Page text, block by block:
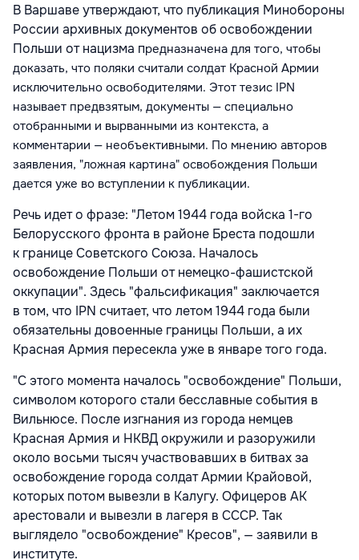
В Варшаве утверждают, что публикация Минобороны
России архивных документов об освобождении
Польши от нацизма предназначена для того, чтобы
доказать, что поляки считали солдат Красной Армии
исключительно освободителями. Этот тезис IPN
называет предвзятым, документы — специально
отобранными и вырванными из контекста, а
комментарии — необъективными. По мнению авторов
заявления, "ложная картина" освобождения Польши
дается уже во вступлении к публикации.
Речь идет о фразе: "Летом 1944 года войска 1-го
Белорусского фронта в районе Бреста подошли
к границе Советского Союза. Началось
освобождение Польши от немецко-фашистской
оккупации". Здесь "фальсификация" заключается
в том, что IPN считает, что летом 1944 года были
обязательны довоенные границы Польши, а их
Красная Армия пересекла уже в январе того года.
"С этого момента началось "освобождение" Польши,
символом которого стали бесславные события в
Вильнюсе. После изгнания из города немцев
Красная Армия и НКВД окружили и разоружили
около восьми тысяч участвовавших в битвах за
освобождение города солдат Армии Крайовой,
которых потом вывезли в Калугу. Офицеров АК
арестовали и вывезли в лагеря в СССР. Так
выглядело "освобождение" Кресов", — заявили в
институте.